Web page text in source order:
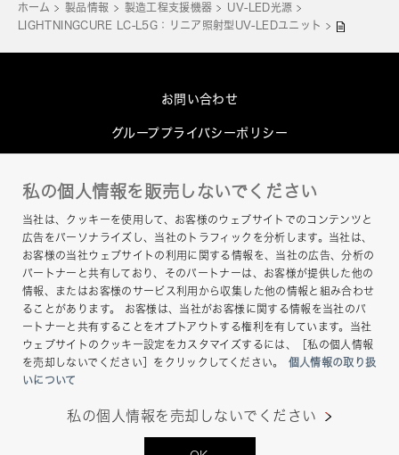
ホーム 製品情報 製造工程支援機器
UV-LED光源
LIGHTNINGCURE LC-L5G：リニア照射型UV-LEDユニット
お問い合わせ
グループプライバシーポリシー
このサイトについて
ヘルプ
サイトマップ
Copyright © Hamamatsu Photonics K.K. and its
私の個人情報を販売しないでください
当社は、クッキーを使用して、お客様のウェブサイトでのコンテンツと
広告をパーソナライズし、当社のトラフィックを分析します。当社は、
お客様の当社ウェブサイトの利用に関する情報を、当社の広告、分析の
パートナーと共有しており、そのパートナーは、お客様が提供した他の
情報、またはお客様のサービス利用から収集した他の情報と組み合わせ
ることがあります。 お客様は、当社がお客様に関する情報を当社のパ
ートナーと共有することをオプトアウトする権利を有しています。当社
ウェブサイトのクッキー設定をカスタマイズするには、［私の個人情報
を売却しないでください］をクリックしてください。
個人情報の取り扱
いについて
私の個人情報を売却しないでください